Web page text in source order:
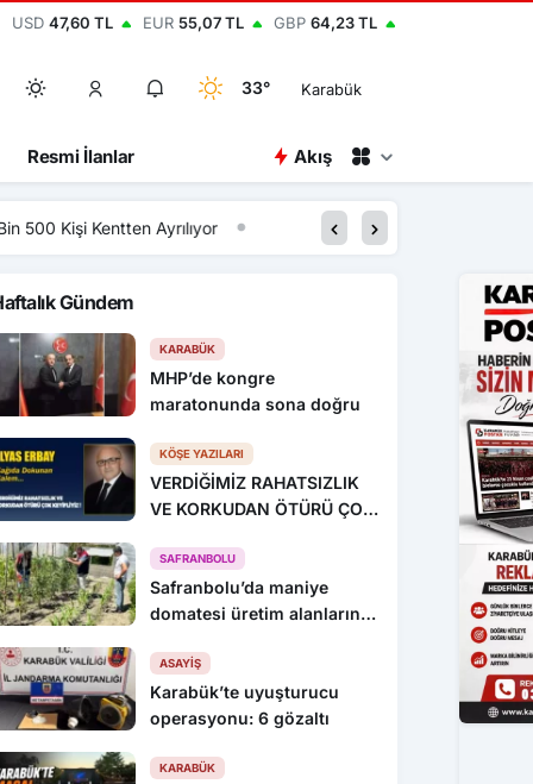
USD 47,60 TL EUR 55,07 TL GBP 64,23 TL
33° Karabük
Resmi İlanlar Akış
04:07 Çorum’da geceyi
Gündem
KARABÜK
MHP’de kongre
maratonunda sona doğru
KÖŞE YAZILARI
VERDİĞİMİZ RAHATSIZLIK
VE KORKUDAN ÖTÜRÜ ÇOK
SAFRANBOLU
Safranbolu’da maniye
domatesi üretim alanlarında
ASAYIŞ
Karabük’te uyuşturucu
operasyonu: 6 gözaltı
KARABÜK